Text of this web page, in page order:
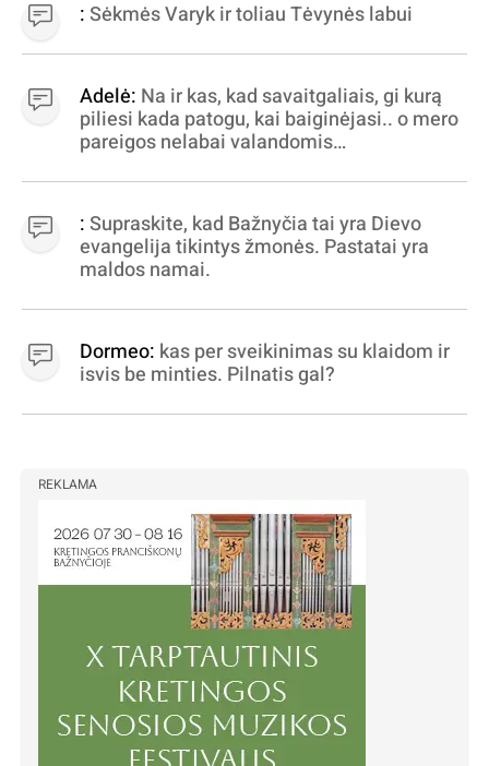
:Sėkmės Varyk ir toliau Tėvynės labui
Adelė: Na ir kas, kad savaitgaliais, gi kurą
piliesi kada patogu, kai baiginėjasi.. o mero
pareigos nelabai valandomis
virpinimas, ieškokit kur milijonus vagia
dujininkai, elektros aferistai, stadionų
statytojai Vilnuje
:Supraskite, kad Bažnyčia tai yra Dievo
evangelija tikintys žmonės. Pastatai yra
maldos namai.
Dormeo: kas per sveikinimas su klaidom ir
isvis be minties. Pilnatis gal?
REKLAMA